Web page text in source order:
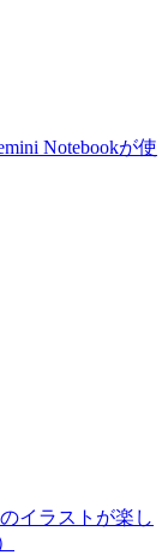
Notebookが使
イラストが楽し